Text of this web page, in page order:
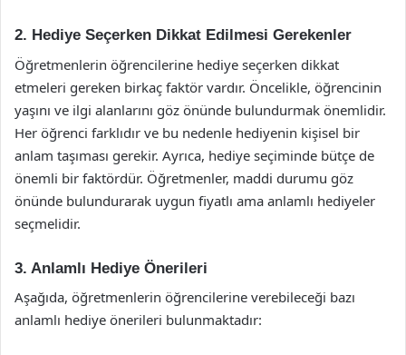
2. Hediye Seçerken Dikkat Edilmesi Gerekenler
Öğretmenlerin öğrencilerine hediye seçerken dikkat
etmeleri gereken birkaç faktör vardır. Öncelikle, öğrencinin
yaşını ve ilgi alanlarını göz önünde bulundurmak önemlidir.
Her öğrenci farklıdır ve bu nedenle hediyenin kişisel bir
anlam taşıması gerekir. Ayrıca, hediye seçiminde bütçe de
önemli bir faktördür. Öğretmenler, maddi durumu göz
önünde bulundurarak uygun fiyatlı ama anlamlı hediyeler
seçmelidir.
3. Anlamlı Hediye Önerileri
Aşağıda, öğretmenlerin öğrencilerine verebileceği bazı
anlamlı hediye önerileri bulunmaktadır: